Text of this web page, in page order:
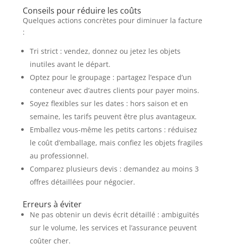
Conseils pour réduire les coûts
Quelques actions concrètes pour diminuer la facture
:
Tri strict : vendez, donnez ou jetez les objets
inutiles avant le départ.
Optez pour le groupage : partagez l’espace d’un
conteneur avec d’autres clients pour payer moins.
Soyez flexibles sur les dates : hors saison et en
semaine, les tarifs peuvent être plus avantageux.
Emballez vous-même les petits cartons : réduisez
le coût d’emballage, mais confiez les objets fragiles
au professionnel.
Comparez plusieurs devis : demandez au moins 3
offres détaillées pour négocier.
Erreurs à éviter
Ne pas obtenir un devis écrit détaillé : ambiguïtés
sur le volume, les services et l’assurance peuvent
coûter cher.